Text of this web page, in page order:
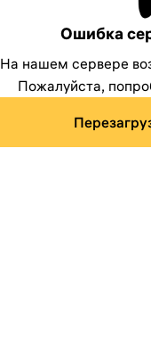
Ошибка
На нашем сервере
Пожалуйста,